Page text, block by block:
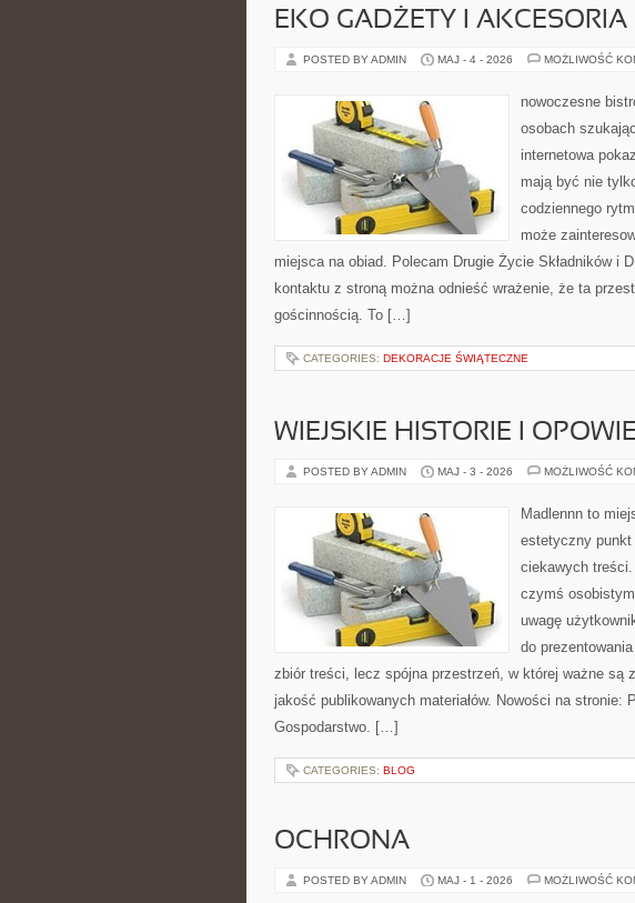
EKO GADŻETY I AKCESORIA
POSTED BY ADMIN MAJ - 4 - 2026 MOŻLIWOŚĆ
nowoczesne
osobach
internetowa
mają być nie
codziennego
może
miejsca na obiad. Polecam Drugie Życie Składników i
kontaktu z stroną można odnieść wrażenie, że ta
gościnnością. To […]
CATEGORIES: DEKORACJE ŚWIĄTECZNE
WIEJSKIE HISTORIE I
POSTED BY ADMIN MAJ - 3 - 2026 MOŻLIWOŚĆ
Madlennn to
estetyczny
ciekawych
czymś
uwagę
do
zbiór treści, lecz spójna przestrzeń, w której ważne są
jakość publikowanych materiałów. Nowości na
Gospodarstwo. […]
CATEGORIES: BLOG
OCHRONA
POSTED BY ADMIN MAJ - 1 - 2026 MOŻLIWOŚĆ